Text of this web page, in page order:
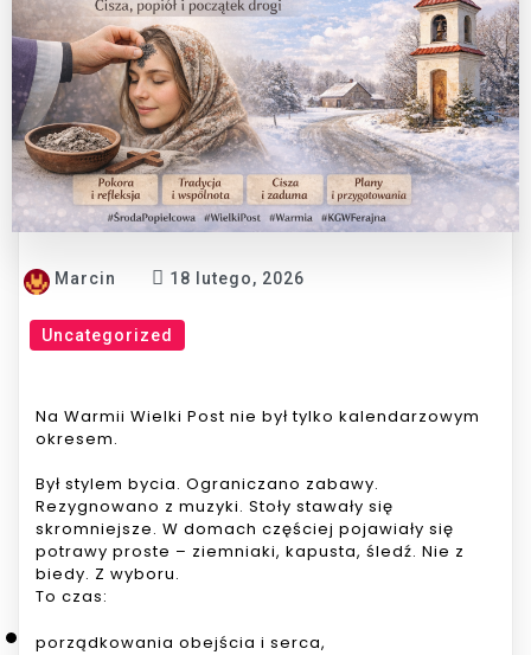
Marcin 18 lutego, 2026
Uncategorized
Na Warmii Wielki Post nie był tylko kalendarzowym
okresem.
Był stylem bycia. Ograniczano zabawy.
Rezygnowano z muzyki. Stoły stawały się
skromniejsze. W domach częściej pojawiały się
potrawy proste – ziemniaki, kapusta, śledź. Nie z
biedy. Z wyboru.
To czas:
porządkowania obejścia i serca,